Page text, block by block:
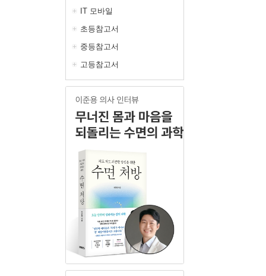
IT 모바일
초등참고서
중등참고서
고등참고서